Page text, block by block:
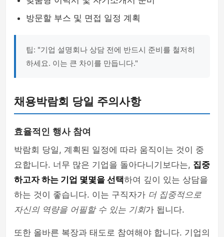
방문할 부스 및 면접 일정 계획
팁: "기업 설명회나 상담 전에 반드시 준비를 철저히
하세요. 이는 큰 차이를 만듭니다."
채용박람회 당일 주의사항
효율적인 행사 참여
박람회 당일, 계획된 일정에 따라 움직이는 것이 중
요합니다. 너무 많은 기업을 돌아다니기보다는, 집중
하고자 하는 기업 몇몇을 선택하여 깊이 있는 상담을
하는 것이 좋습니다. 이는 구직자가 더 집중적으로
자신의 역량을 어필할 수 있는 기회가 됩니다.
또한 올바른 복장과 태도로 참여해야 합니다. 기업의